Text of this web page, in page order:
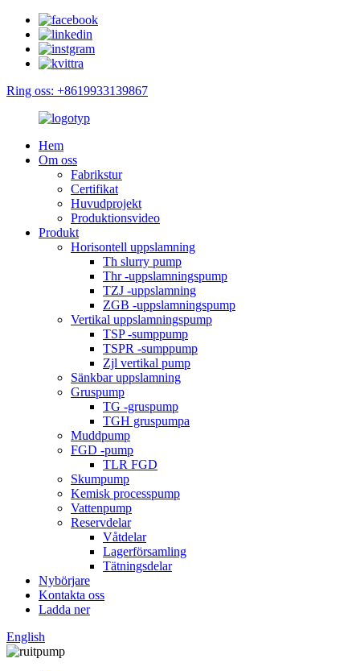
Ring oss: +8619933139867
Hem
Om oss
Fabrikstur
Certifikat
Huvudprojekt
Produktionsvideo
Produkt
Horisontell uppslamning
Th slurry pump
Thr -uppslamningspump
TZJ -uppslamning
ZGB -uppslamningspump
Vertikal uppslamningspump
TSP -sumppump
TSPR -sumppump
Zjl vertikal pump
Sänkbar uppslamning
Gruspump
TG -gruspump
TGH gruspumpa
Muddpump
FGD -pump
TLR FGD
Skumpump
Kemisk processpump
Vattenpump
Reservdelar
Våtdelar
Lagerförsamling
Tätningsdelar
Nybörjare
Kontakta oss
Ladda ner
English